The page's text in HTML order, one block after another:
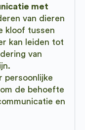
met
van dieren
kloof tussen
kan leiden tot
van
persoonlijke
de behoefte
en